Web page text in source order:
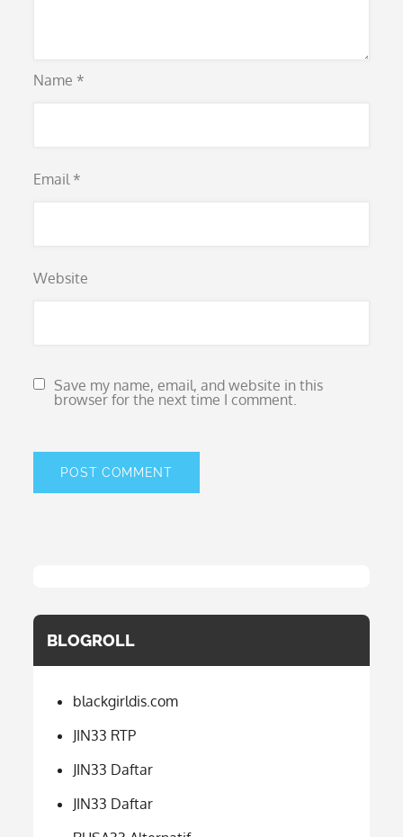
Name *
Email *
Website
Save my name, email, and website in this
browser for the next time I comment.
BLOGROLL
blackgirldis.com
JIN33 RTP
JIN33 Daftar
JIN33 Daftar